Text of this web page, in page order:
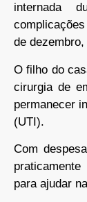
internada
de
O filho do
cirurgia de
permanecer
(UTI).
Com
para ajudar